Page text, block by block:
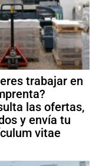
trabajar en
las ofertas,
y envía tu
vitae